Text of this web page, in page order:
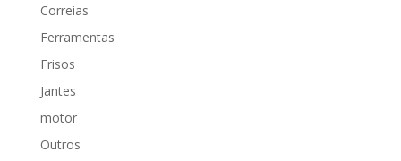
Correias
Ferramentas
Frisos
Jantes
motor
Outros